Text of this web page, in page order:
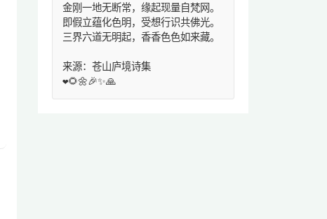
金刚一地无断常，缘起现量自梵网。
即假立蕴化色明，受想行识共佛光。
三界六道无明起，香香色色如来藏。
来源：苍山庐境诗集
❤️🌻🌼🎉✨🙏